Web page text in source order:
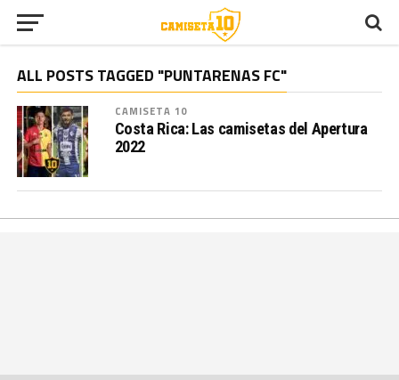
ALL POSTS TAGGED "PUNTARENAS FC"
CAMISETA 10
Costa Rica: Las camisetas del Apertura
2022